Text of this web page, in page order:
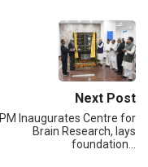
Next Post
PM Inaugurates Centre for
Brain Research, lays
foundation…